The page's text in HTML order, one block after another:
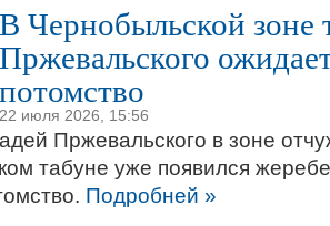
В Чернобыльской зоне
Пржевальского
потомство
22 июля 2026, 15:56
Пржевальского в зоне
табуне уже появился
Подробней »